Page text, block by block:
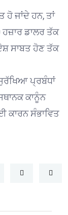
ਹੋ ਜਾਂਦੇ ਹਨ, ਤਾਂ
ਡਾਲਰ ਤੱਕ
ਸਾਬਤ ਹੋਣ ਤੱਕ
ਪ੍ਰਬੰਧਾਂ
ਕਾਨੂੰਨ
ਕਾਰਨ ਸੰਭਾਵਿਤ